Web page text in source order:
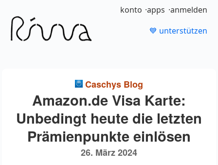
konto apps anmelden
💙 unterstützen
Caschys Blog
Amazon.de Visa Karte:
Unbedingt heute die letzten
Prämienpunkte einlösen
26. März 2024